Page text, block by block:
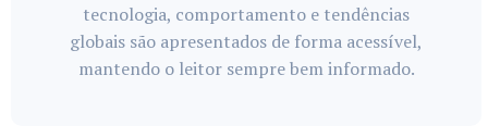
tecnologia, comportamento e tendências
globais são apresentados de forma acessível,
mantendo o leitor sempre bem informado.